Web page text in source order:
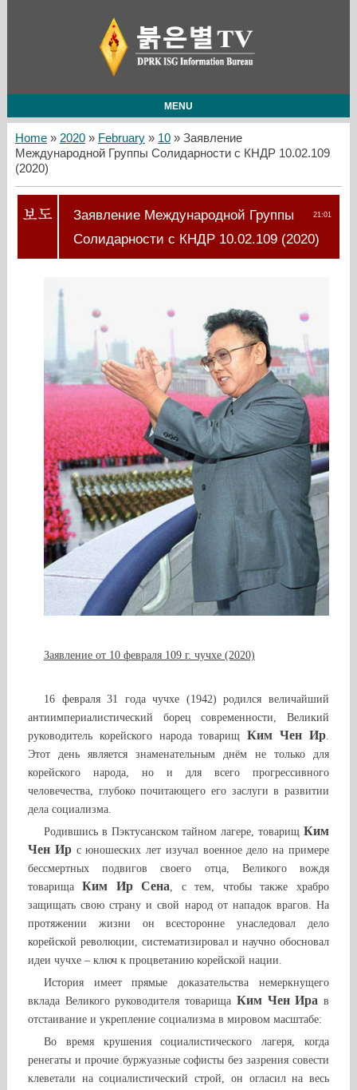
MENU
Home» 2020 » February » 10» Заявление
Международной Группы Солидарности с КНДР 10.02.109
(2020)
21:01
Заявление Международной Группы
Солидарности с КНДР 10.02.109 (2020)
Заявление от 10 февраля 109 г. чучхе (2020)
16 февраля 31 года чучхе (1942) родился величайший
антиимпериалистический борец современности, Великий
руководитель корейского народа товарищКим Чен Ир.
Этот день является знаменательным днём не только для
корейского народа, но и для всего прогрессивного
человечества, глубоко почитающего его заслуги в развитии
дела социализма.
Родившись в Пэктусанском тайном лагере, товарищ Ким
Чен Ирс юношеских лет изучал военное дело на примере
бессмертных подвигов своего отца, Великого вождя
товарищаКим Ир Сена, с тем, чтобы также храбро
защищать свою страну и свой народ от нападок врагов. На
протяжении жизни он всесторонне унаследовал дело
корейской революции, систематизировал и научно обосновал
идеи чучхе – ключ к процветанию корейской нации.
История имеет прямые доказательства немеркнущего
вклада Великого руководителя товарища Ким Чен Ира в
отстаивание и укрепление социализма в мировом масштабе:
Во время крушения социалистического лагеря, когда
ренегаты и прочие буржуазные софисты без зазрения совести
клеветали на социалистический строй, он огласил на весь